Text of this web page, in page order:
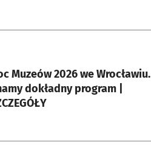
Muzeów 2026 we Wrocławiu.
dokładny program |
karcie